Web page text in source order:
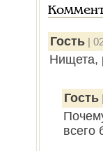
Гость |
Нищета,
Гость
всего